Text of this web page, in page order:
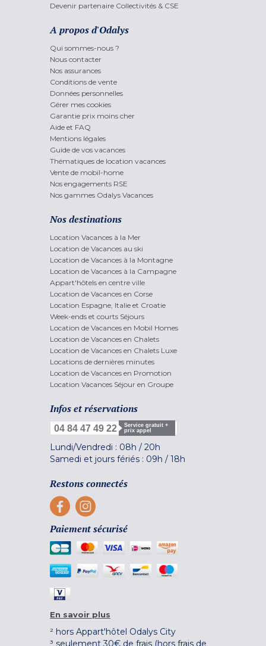
Devenir partenaire Collectivités & CSE
A propos d'Odalys
Qui sommes-nous ?
Nous contacter
Nos assurances
Conditions de vente
Données personnelles
Gérer mes cookies
Garantie prix moins cher
Aide et FAQ
Mentions légales
Guide de vos vacances
Thématiques de location vacances
Vente de mobil-home
Nos engagements RSE
Nos gammes Odalys Vacances
Nos destinations
Location Vacances à la Mer
Location de Vacances au ski
Location de Vacances à la Montagne
Location de Vacances à la Campagne
Appart'hôtels en centre ville
Location de Vacances en Corse
Location Espagne, Italie et Croatie
Week-ends et courts Séjours
Location de Vacances en Mobil Homes
Location de Vacances en Chalets
Location de Vacances en Chalets Luxe
Locations de dernières minutes
Location de Vacances en Promotion
Location Vacances Séjour en Groupe
Infos et réservations
04 84 47 49 22
Service gratuit +
prix appel
Lundi/Vendredi : 08h / 20h
Samedi et jours fériés : 09h / 18h
Restons connectés
Paiement sécurisé
En savoir plus
² hors Appart'hôtel Odalys City
³ seulement 30€ de frais (hors frais de